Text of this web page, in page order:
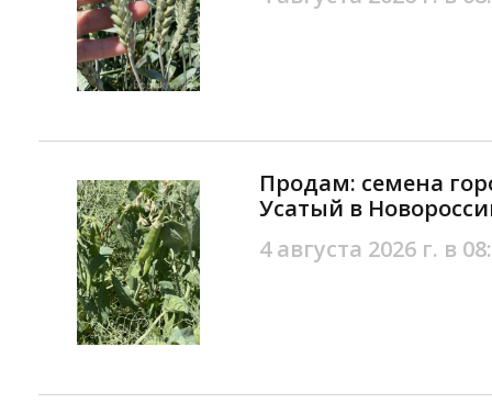
Продам: семена
Усатый в
4 августа 2026 г. в